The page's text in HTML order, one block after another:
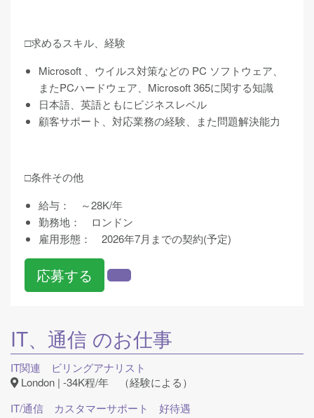
□求めるスキル、経験
Microsoft 、ウイルス対策などの PC ソフトウェア、
またPCハードウェア、Microsoft 365に関する知識
日本語、英語ともにビジネスレベル
顧客サポート、対応業務の経験、また問題解決能力
□条件その他
給与： ～28K/年
勤務地： ロンドン
雇用形態： 2026年7月までの契約(予定)
応募する
IT、通信 のお仕事
IT関連 ビリングアナリスト
London | -34K程/年 （経験による）
IT/通信 カスタマーサポート 好待遇